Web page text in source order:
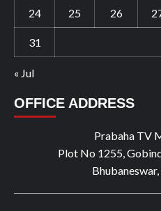
24 25 26
31
« Jul
OFFICE ADDRESS
Prabaha TV
Plot No 1255,